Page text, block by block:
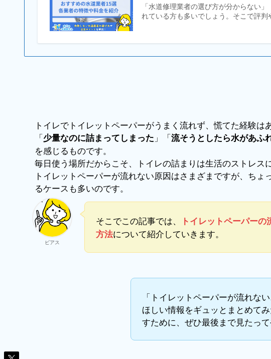
「水道修理業者の選び方が分からない
れている方も多いでしょう。そこで評
トイレでトイレットペーパーがうまく流れず、慌てた経験は
「少量なのに詰まってしまった 」「流そうとしたら水があふ
を感じるものです。
毎日使う場所だからこそ、トイレの詰まりは生活のストレス
トイレットペーパーが流れない原因はさまざまですが、ち
るケースも多いのです。
ビアス
そこでこの記事では、
トイレットペーパー
方法について紹介していきます。
「トイレットペーパーが流れな
ほしい情報をギュッとまとめて
すために、ぜひ最後まで見たって